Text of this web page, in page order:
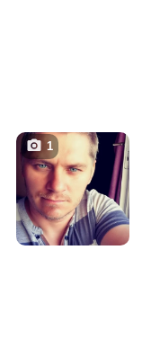
1